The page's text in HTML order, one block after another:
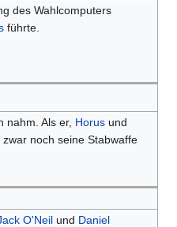
des Wahlcomputers
führte.
nahm. Als er, Horusund
noch seine Stabwaffe
O'Neilund Daniel